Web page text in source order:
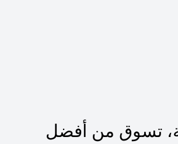
تسوق من أفضل